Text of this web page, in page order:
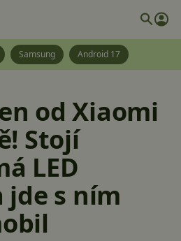
Samsung Android 17
od Xiaomi
Stojí
LED
jde s ním